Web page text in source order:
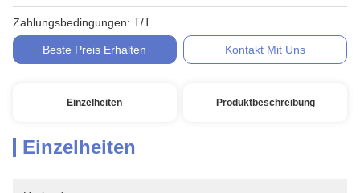
Zahlungsbedingungen: T/T
Beste Preis Erhalten Kontakt Mit Uns
Einzelheiten Produktbeschreibung
Einzelheiten